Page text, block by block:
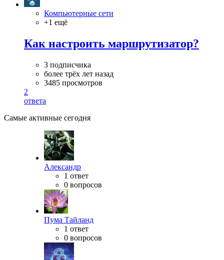
Компьютерные сети
+1 ещё
Как настроить маршрутизатор?
3 подписчика
более трёх лет назад
3485 просмотров
2
ответа
Самые активные сегодня
Александр
1 ответ
0 вопросов
Пума Тайланд
1 ответ
0 вопросов